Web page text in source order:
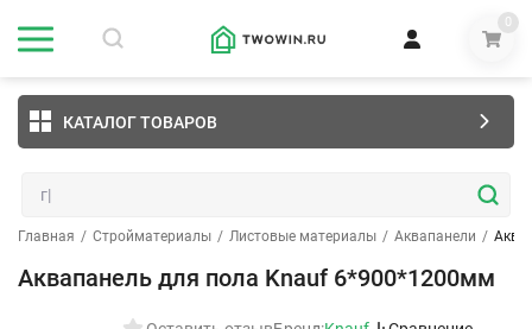
0
КАТАЛОГ ТОВАРОВ
Главная / Стройматериалы / Листовые материалы / Аквапанели /
Аквапанель для пола Knauf 6*900*1200мм